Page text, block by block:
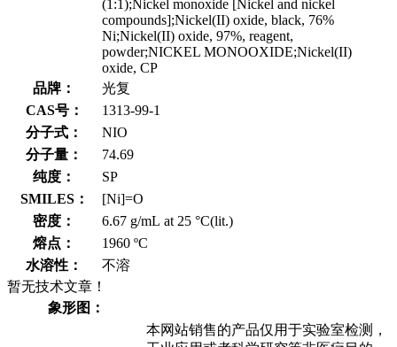
(1:1);Nickel monoxide [Nickel and nickel
compounds];Nickel(II) oxide, black, 76%
Ni;Nickel(II) oxide, 97%, reagent,
powder;NICKEL MONOOXIDE;Nickel(II)
oxide, CP
品牌：
光复
CAS号：
1313-99-1
分子式：
NIO
分子量：
74.69
纯度：
SP
SMILES：
[Ni]=O
密度：
6.67 g/mL at 25 °C(lit.)
熔点：
1960 ºC
水溶性：
不溶
暂无技术文章！
象形图：
本网站销售的产品仅用于实验室检测，